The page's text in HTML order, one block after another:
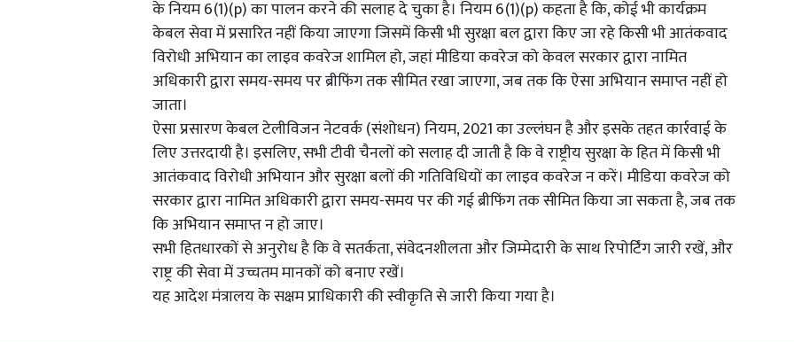
के नियम 6(1)(p) का पालन करने की सलाह दे चुका है। नियम 6(1)(p) कहता है कि, कोई भी कार्यक्रम
केबल सेवा में प्रसारित नहीं किया जाएगा जिसमें किसी भी सुरक्षा बल द्वारा किए जा रहे किसी भी आतंकवाद
विरोधी अभियान का लाइव कवरेज शामिल हो, जहां मीडिया कवरेज को केवल सरकार द्वारा नामित
अधिकारी द्वारा समय-समय पर ब्रीफिंग तक सीमित रखा जाएगा, जब तक कि ऐसा अभियान समाप्त नहीं हो
जाता।
ऐसा प्रसारण केबल टेलीविजन नेटवर्क (संशोधन) नियम, 2021 का उल्लंघन है और इसके तहत कार्रवाई के
लिए उत्तरदायी है। इसलिए, सभी टीवी चैनलों को सलाह दी जाती है कि वे राष्ट्रीय सुरक्षा के हित में किसी भी
आतंकवाद विरोधी अभियान और सुरक्षा बलों की गतिविधियों का लाइव कवरेज न करें। मीडिया कवरेज को
सरकार द्वारा नामित अधिकारी द्वारा समय-समय पर की गई ब्रीफिंग तक सीमित किया जा सकता है, जब तक
कि अभियान समाप्त न हो जाए।
सभी हितधारकों से अनुरोध है कि वे सतर्कता, संवेदनशीलता और जिम्मेदारी के साथ रिपोर्टिंग जारी रखें, और
राष्ट्र की सेवा में उच्चतम मानकों को बनाए रखें।
यह आदेश मंत्रालय के सक्षम प्राधिकारी की स्वीकृति से जारी किया गया है।